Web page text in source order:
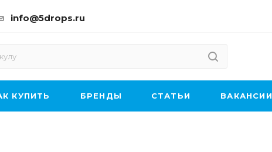
info@5drops.ru
КУПИТЬ БРЕНДЫ CТАТЬИ ВАКАНСИИ